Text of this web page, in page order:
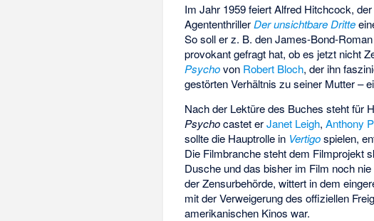
Im Jahr 1959 feiert Alfred Hitchcock,
AgententhrillerDer unsichtbare Dritte
So soll er z. B. den James-Bond-Roman
provokant gefragt hat, ob es jetzt nicht
Psychovon Robert Bloch, der ihn
gestörten Verhältnis zu seiner Mutter –
Nach der Lektüre des Buches steht für
Psychocastet erJanet Leigh,Anthony
sollte die Hauptrolle in Vertigospielen,
Die Filmbranche steht dem Filmprojekt
Dusche und das bisher im Film noch
der Zensurbehörde, wittert in dem
mit der Verweigerung des offiziellen
amerikanischen Kinos war.